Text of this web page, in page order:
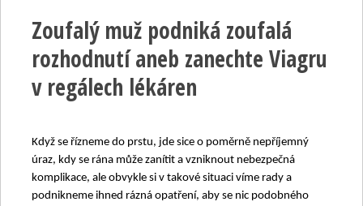
Zoufalý muž podniká zoufalá
rozhodnutí aneb zanechte Viagru
v regálech lékáren
Když se řízneme do prstu, jde sice o poměrně nepříjemný
úraz, kdy se rána může zanítit a vzniknout nebezpečná
komplikace, ale obvykle si v takové situaci víme rady a
podnikneme ihned rázná opatření, aby se nic podobného